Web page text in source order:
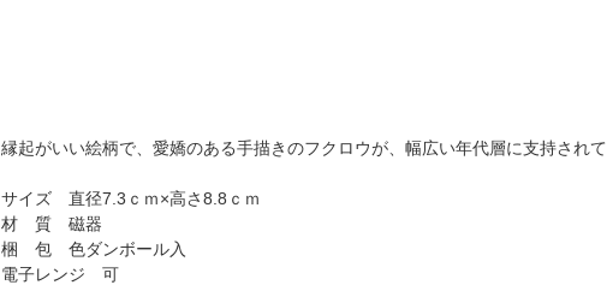
縁起がいい絵柄で、愛嬌のある手描きのフクロウが、幅広い年代層に支持されて
サイズ 直径7.3ｃｍ×高さ8.8ｃｍ
材 質 磁器
梱 包 色ダンボール入
電子レンジ 可